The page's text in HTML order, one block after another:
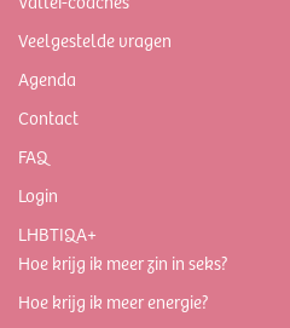
Veelgestelde vragen
Agenda
Contact
FAQ
Login
LHBTIQA+
Hoe krijg ik meer zin in seks?
Hoe krijg ik meer energie?